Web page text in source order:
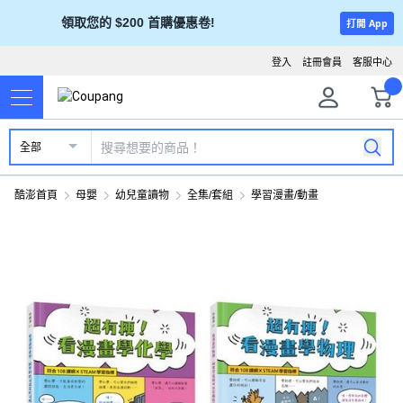
領取您的 $200 首購優惠卷! 打開 App
客服中心
註冊會員
登入
全部
酷澎首頁 母嬰 幼兒童讀物 全集/套組 學習漫畫/動畫